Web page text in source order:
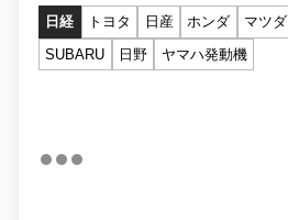
日経 トヨタ 日産 ホンダ マツダ
SUBARU
日野 ヤマハ発動機